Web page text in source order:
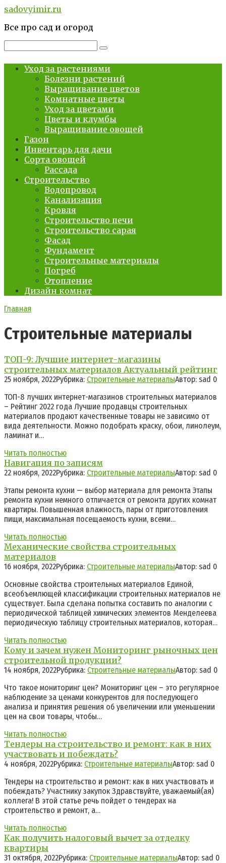
Перейти
контенту
sadovyimir.ru
Все про сад и огород
Уход за растениями
Болезни растений
Выращивание цветов
Комнатные цветы
Уход за цветами
Цветы и клумбы
Выращивание овощей
Газон
Инвентарь для дачи
Сорта овощей
Рассада
Строительство
Водопровод
Канализация
Кровля
Строительство печи
Строительство сарая
Фасад
Фундамент
Строительные материалы
Погреб
Отопление
Дизайн комнат
Главная
Строительные материалы
ТОП-9: Лучшие интернет-магазины
строительных материалов Актуальный рейтинг
25 ноября, 2022Рубрика: Строительные материалыАвтор: sad 0
ТОП-8 лучших интернет-магазинов строительных материалов
– Рейтинг 2022 года Лучшие продавцы строительных
материалов продают качественные товары не зависимо от
вида деятельности. Можно подобрать краску, обои, линолеум,
ламинат и…
Читать полностью
Навигация по записям
22 ноября, 2022Рубрика: Строительные материалыАвтор: sad 0
Этапы ремонта кухни — выбор материала для ремонта Этапы
ремонта кухни немного отличается от ремонта других комнат
квартиры. Повышенная влажность, пары от приготовления
пищи, максимальная посещаемость кухни, всеми…
Читать полностью
Механические свойства строительных
материалов
16 ноября, 2022Рубрика: Строительные материалыАвтор: sad 0
Основные свойства строительных материалов Единой,
всеобъемлющей классификации строительных материалов не
существует. Была сделана попытка составить по аналогии с
периодической таблицей химических элементов Менделеева
периодическую таблицу строительных материалов, которая…
Читать полностью
Кому и зачем нужен Мониторинг рыночных цен
строительной продукции?
14 ноября, 2022Рубрика: Строительные материалыАвтор: sad 0
Что такое мониторинг цен? Мониторинг цен – это регулярное
наблюдение за ценами конкурентов для последующего
анализа и принятия решения об увеличении или уменьшении
цен на свои товары, чтобы…
Читать полностью
Тендеры на строительство и ремонт: как в них
участвовать и побеждать?
4 ноября, 2022Рубрика: Строительные материалыАвтор: sad 0
Тендеры на строительство и ремонт: как в них участвовать и
побеждать? Участнику закупок Здравствуйте, уважаемый(ая)
коллега! В этой статье речь пойдет о тендерах на
строительство и ремонт, а…
Читать полностью
Как получить налоговый вычет за отделку
квартиры
31 октября, 2022Рубрика: Строительные материалыАвтор: sad 0